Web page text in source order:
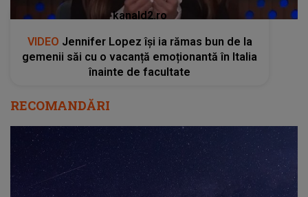
kanald2.ro
VIDEO Jennifer Lopez își ia rămas bun de la
gemenii săi cu o vacanță emoționantă în Italia
înainte de facultate
RECOMANDĂRI